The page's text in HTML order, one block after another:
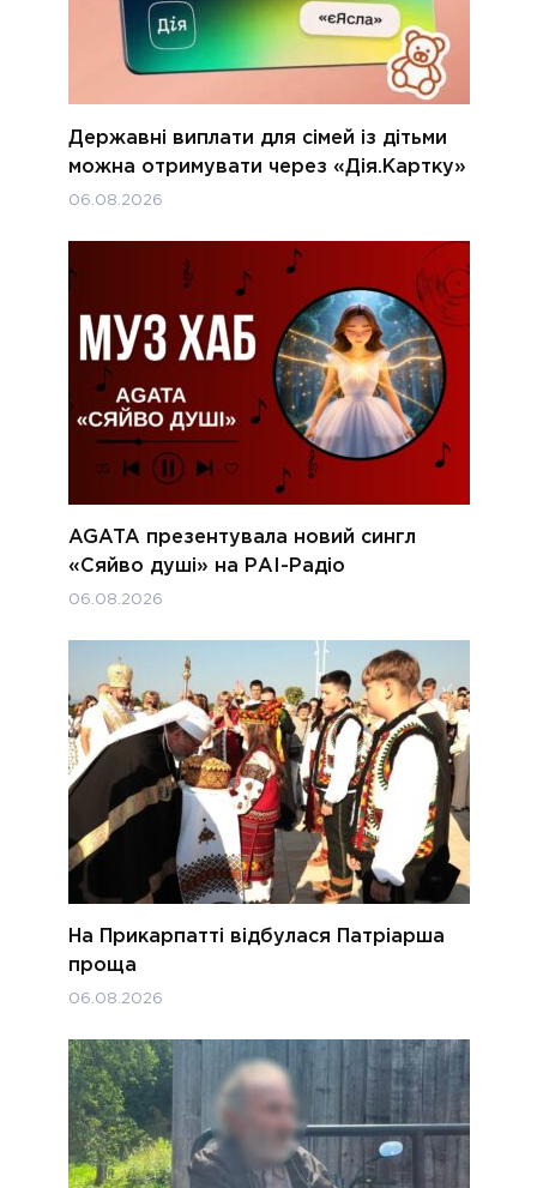
Державні виплати для сімей із дітьми
можна отримувати через «Дія.Картку»
06.08.2026
AGATA презентувала новий сингл
«Сяйво душі» на РАІ-Радіо
06.08.2026
На Прикарпатті відбулася Патріарша
проща
06.08.2026